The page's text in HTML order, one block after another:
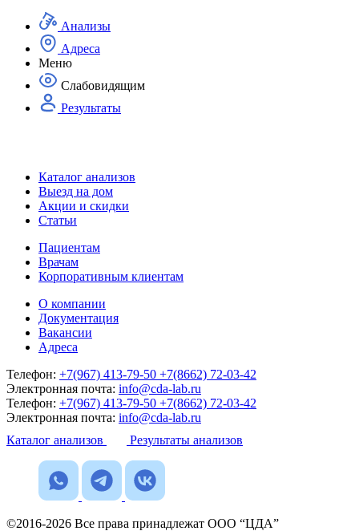
Анализы
Адреса
Меню
Слабовидящим
Результаты
Каталог анализов
Выезд на дом
Акции и скидки
Статьи
Пациентам
Врачам
Корпоративным клиентам
О компании
Документация
Вакансии
Адреса
Телефон: +7(967) 413-79-50 +7(8662) 72-03-42
Электронная почта: info@cda-lab.ru
Телефон: +7(967) 413-79-50 +7(8662) 72-03-42
Электронная почта: info@cda-lab.ru
Каталог анализов
Результаты анализов
©2016-2026 Все права принадлежат ООО “ЦДА”